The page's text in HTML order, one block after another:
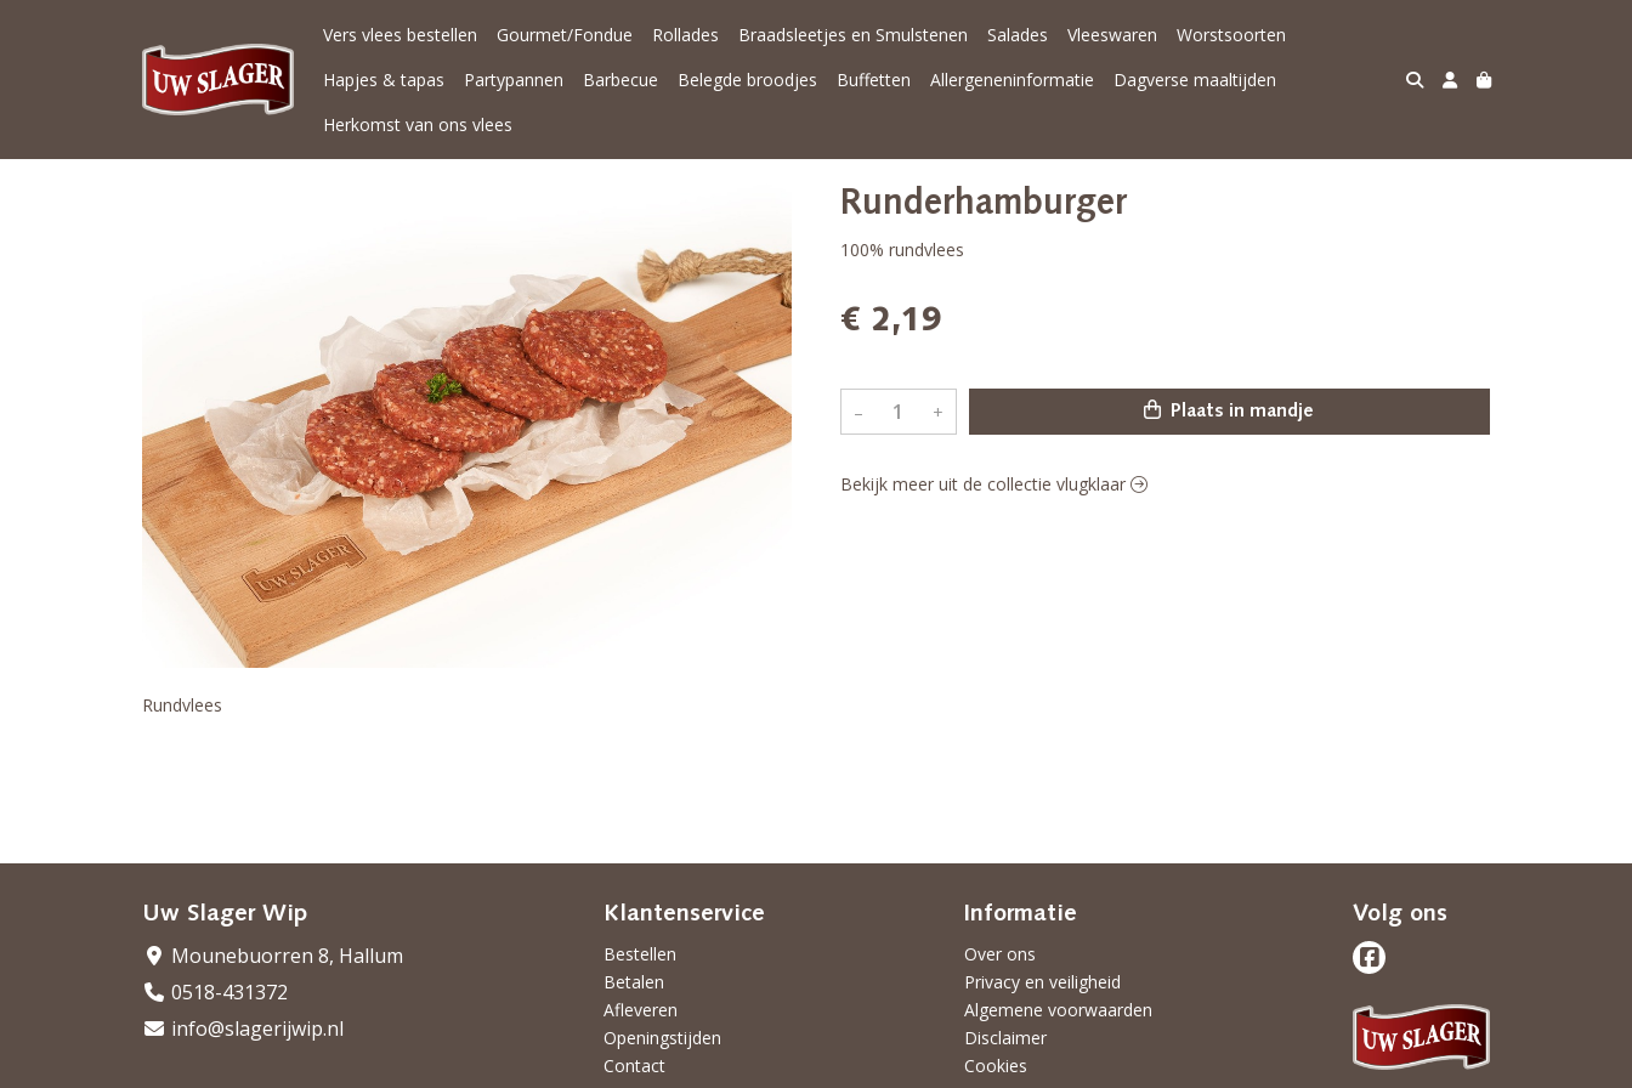
Vers vlees bestellen Gourmet/Fondue Rollades Braadsleetjes en Smulstenen Salades Vleeswaren
Worstsoorten
Hapjes & tapas
Partypannen Barbecue Belegde broodjes Buffetten Allergeneninformatie
Dagverse maaltijden
Herkomst van ons vlees
Rundvlees
Runderhamburger
100% rundvlees
€ 2,19
– + Plaats in mandje
Bekijk meer uit de collectie vlugklaar
Uw Slager Wip
Mounebuorren 8, Hallum
0518-431372
info@slagerijwip.nl
Klantenservice
Bestellen
Betalen
Afleveren
Openingstijden
Contact
Informatie
Over ons
Privacy en veiligheid
Algemene voorwaarden
Disclaimer
Cookies
Volg ons